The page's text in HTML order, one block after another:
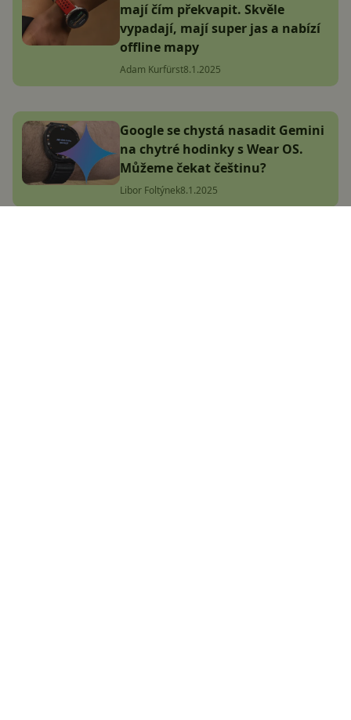
mají čím překvapit. Skvěle
vypadají, mají super jas a nabízí
offline mapy
Adam Kurfürst8.1.2025
Google se chystá nasadit Gemini
na chytré hodinky s Wear OS.
Můžeme čekat češtinu?
Libor Foltýnek8.1.2025